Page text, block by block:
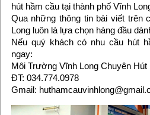
hút hầm cầu tại thành phố Vĩnh
Qua những thông tin bài viết trên
Long luôn là lựa chọn hàng đầu
Nếu quý khách có nhu cầu hút
ngay:
Môi Trường Vĩnh Long Chuyên
ĐT: 034.774.0978
Gmail: